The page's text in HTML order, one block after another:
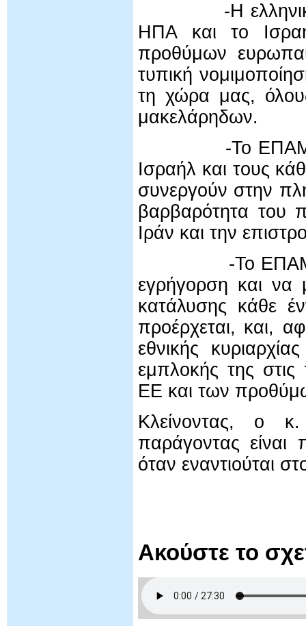
-Η ελληνική
ΗΠΑ και το
προθύμων
τυπική
τη χώρα μας,
μακελάρηδων.
-Το ΕΠΑΜ
Ισραήλ και τους
συνεργούν στην
βαρβαρότητα του
Ιράν και την
-Το ΕΠΑΜ καλεί
εγρήγορση και να
κατάλυσης κάθε
προέρχεται, και,
εθνικής
εμπλοκής της
ΕΕ και των
Κλείνοντας, ο
παράγοντας
όταν εναντιούται
Ακούστε το